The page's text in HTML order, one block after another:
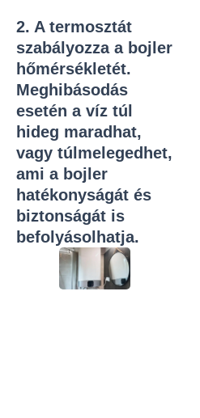
2. A termosztát
szabályozza a bojler
hőmérsékletét.
Meghibásodás
esetén a víz túl
hideg maradhat,
vagy túlmelegedhet,
ami a bojler
hatékonyságát és
biztonságát is
befolyásolhatja.